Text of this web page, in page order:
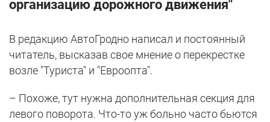
организацию дорожного движения"
В редакцию АвтоГродно написал и постоянный
читатель, высказав свое мнение о перекрестке
возле "Туриста" и "Евроопта".
– Похоже, тут нужна дополнительная секция для
левого поворота. Что-то уж больно часто бьются